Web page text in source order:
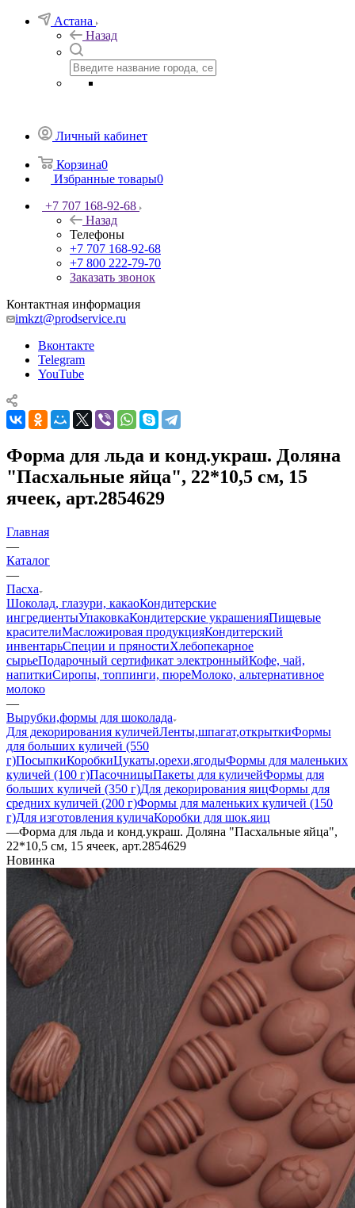
Астана
Назад
Личный кабинет
Корзина0
Избранные товары0
+7 707 168-92-68
Назад
Телефоны
+7 707 168-92-68
+7 800 222-79-70
Заказать звонок
Контактная информация
imkzt@prodservice.ru
Вконтакте
Telegram
YouTube
Форма для льда и конд.украш. Доляна
"Пасхальные яйца", 22*10,5 см, 15
ячеек, арт.2854629
Главная
—
Каталог
—
Пасха
Шоколад, глазури, какаоКондитерские
ингредиентыУпаковкаКондитерские украшенияПищевые
красителиМасложировая продукцияКондитерский
инвентарьСпеции и пряностиХлебопекарное
сырьеПодарочный сертификат электронныйКофе, чай,
напиткиСиропы, топпинги, пюреМолоко, альтернативное
молоко
—
Вырубки,формы для шоколада
Для декорирования куличейЛенты,шпагат,открыткиФормы
для больших куличей (550
г)ПосыпкиКоробкиЦукаты,орехи,ягодыФормы для маленьких
куличей (100 г)ПасочницыПакеты для куличейФормы для
больших куличей (350 г)Для декорирования яицФормы для
средних куличей (200 г)Формы для маленьких куличей (150
г)Для изготовления куличаКоробки для шок.яиц
—Форма для льда и конд.украш. Доляна "Пасхальные яйца",
22*10,5 см, 15 ячеек, арт.2854629
Новинка